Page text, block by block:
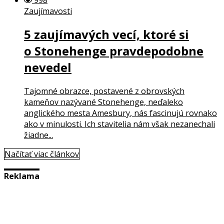
Zaujímavosti
5 zaujímavých vecí, ktoré si
o Stonehenge pravdepodobne
nevedel
Tajomné obrazce, postavené z obrovských
kameňov nazývané Stonehenge, neďaleko
anglického mesta Amesbury, nás fascinujú rovnako
ako v minulosti. Ich stavitelia nám však nezanechali
žiadne...
Načítať viac článkov
Reklama